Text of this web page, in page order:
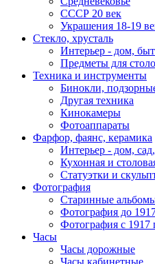
СССР 20 век
Украшения 18-19
Стекло, хрусталь
Интерьер - дом, быт
Предметы для
Техника и инструменты
Бинокли,
Другая техника
Кинокамеры
Фотоаппараты
Фарфор, фаянс, керамика
Интерьер - дом,
Кухонная и
Статуэтки и
Фотография
Старинные
Фотография до
Фотография с 1917
Часы
Часы дорожные